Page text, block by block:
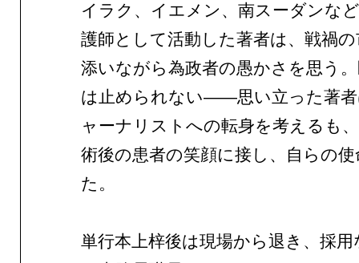
イラク、イエメン、南スーダンな
護師として活動した著者は、戦禍
添いながら為政者の愚かさを思う
は止められない——思い立った著
ャーナリストへの転身を考えるも
術後の患者の笑顔に接し、自らの
た。
単行本上梓後は現場から退き、採